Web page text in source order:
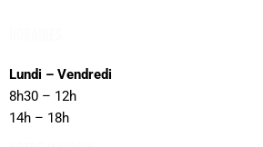
Lundi – Vendredi
8h30 – 12h
14h – 18h